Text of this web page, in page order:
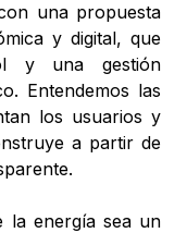
una propuesta
y digital, que
y una gestión
Entendemos las
los usuarios y
a partir de
la energía sea un